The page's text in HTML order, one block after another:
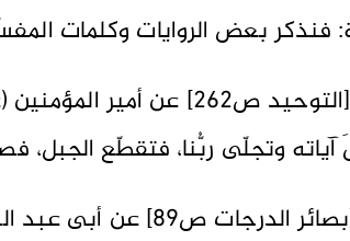
فنذكر بعض الروايات وكلمات
روى الشيخ الصدوق في [التوحيد
وتجلّى ربُّنا، فتقطّع الجبل،
وروى الشيخ الصفار في [بصائر